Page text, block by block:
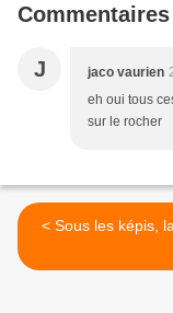
Commentaires
J jaco vaurien
eh oui tous
sur le rocher
< Sous les képis,